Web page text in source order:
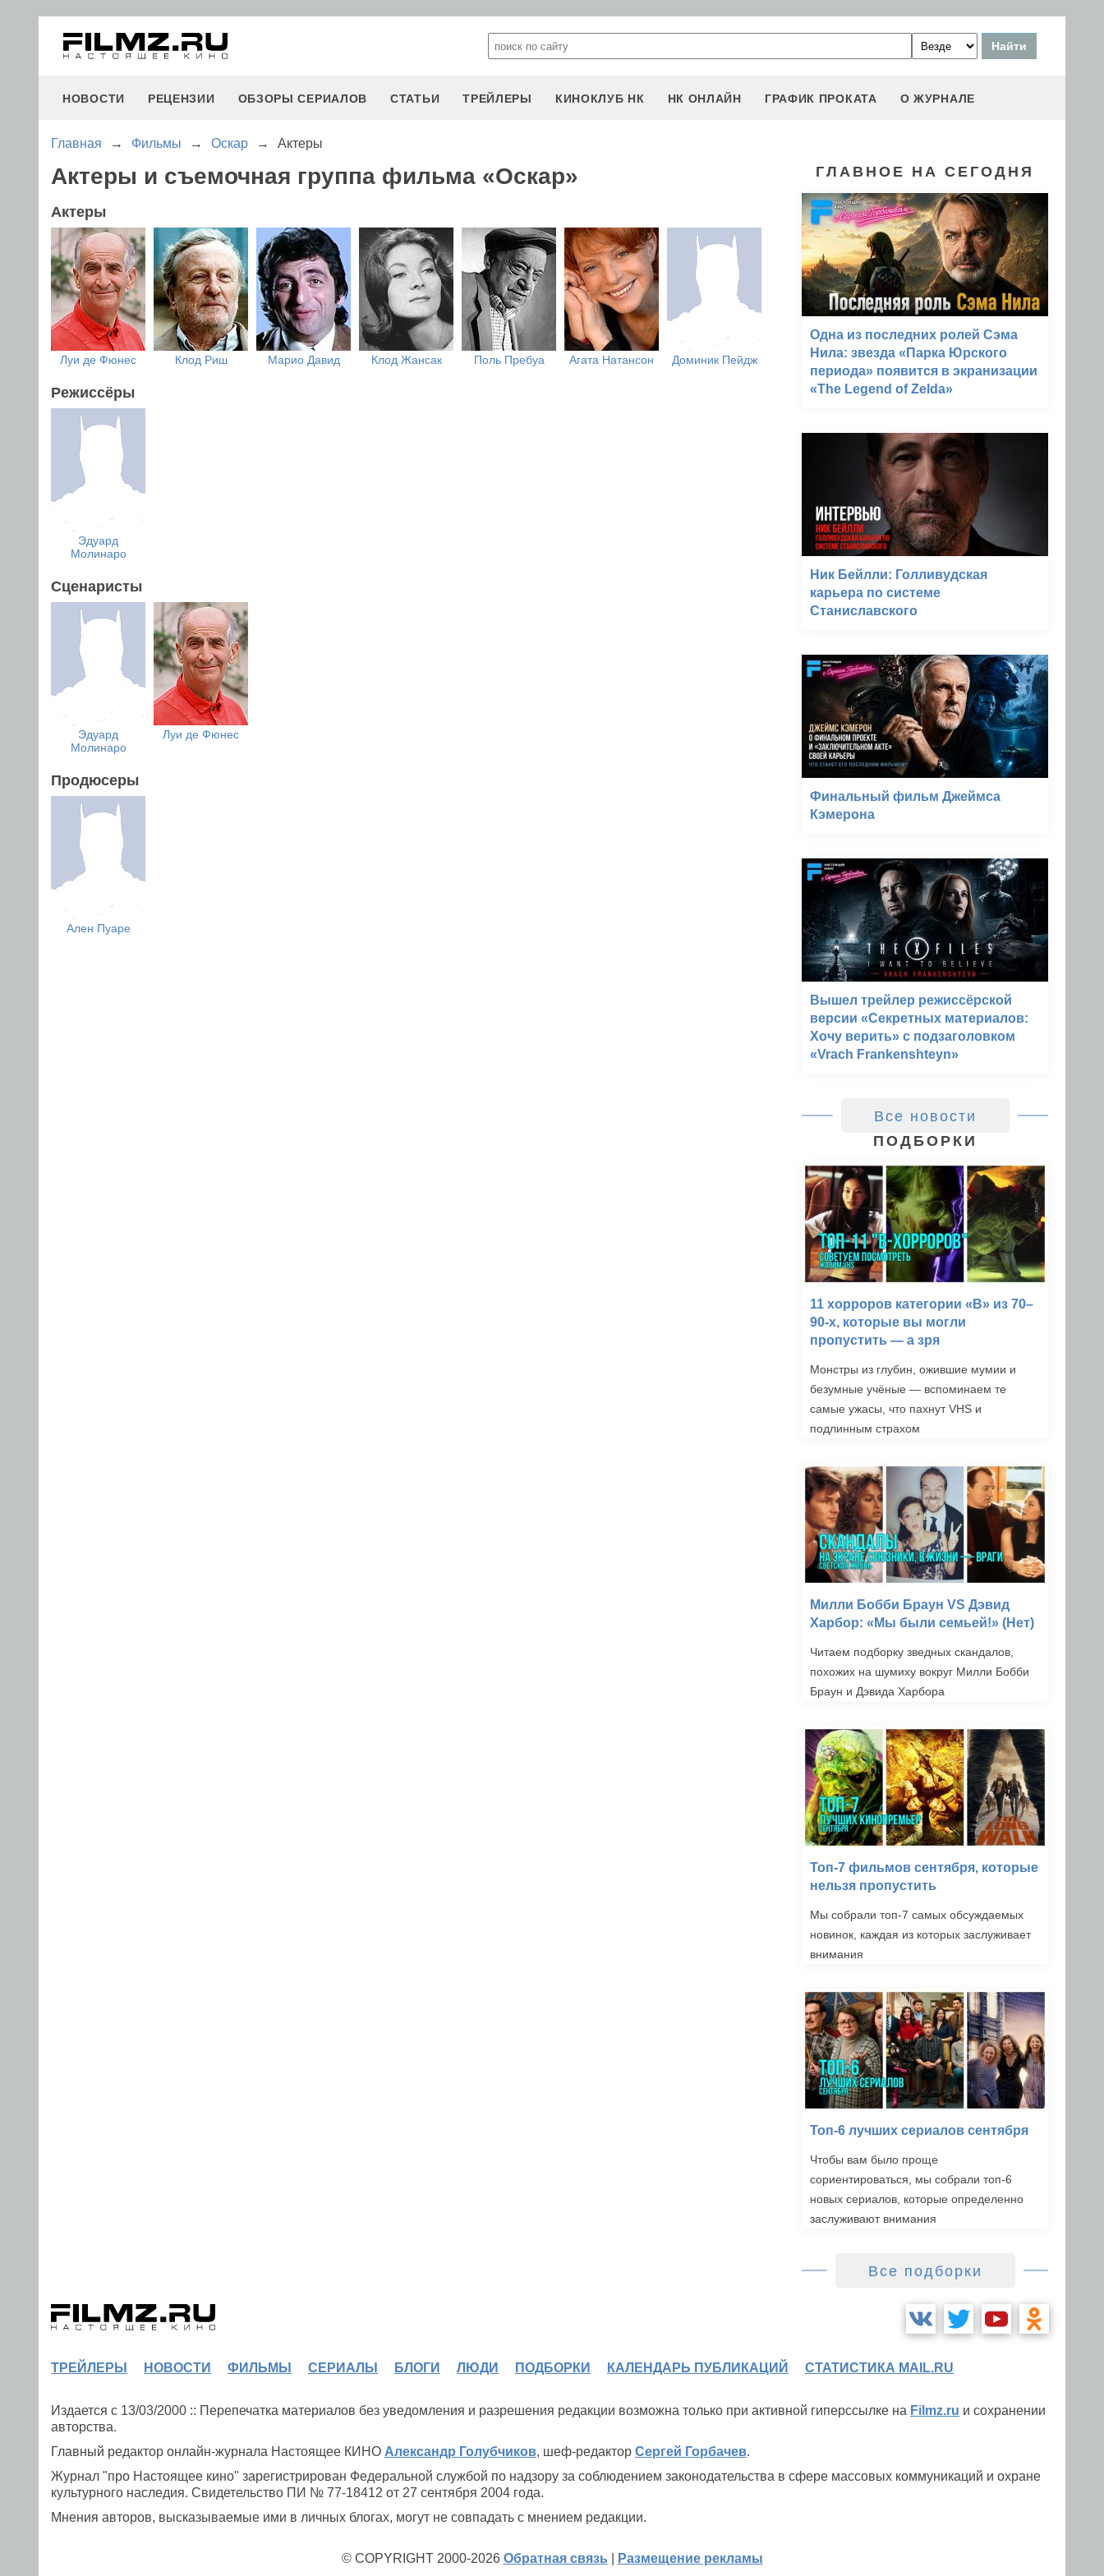
НОВОСТИ РЕЦЕНЗИИ ОБЗОРЫ СЕРИАЛОВ СТАТЬИ ТРЕЙЛЕРЫ КИНОКЛУБ НК НК ОНЛАЙН ГРАФИК ПРОКАТА О ЖУРНАЛЕ
Главная → Фильмы → Оскар → Актеры
Актеры и съемочная группа фильма «Оскар»
Актеры
Луи де Фюнес Клод Риш Марио Давид Клод Жансак Поль Пребуа Агата Натансон Доминик Пейдж
Режиссёры
Эдуард
Молинаро
Сценаристы
Эдуард
Молинаро
Луи де Фюнес
Продюсеры
Ален Пуаре
ГЛАВНОЕ НА СЕГОДНЯ
Одна из последних ролей Сэма
Нила: звезда «Парка Юрского
периода» появится в экранизации
«The Legend of Zelda»
Ник Бейлли: Голливудская
карьера по системе
Станиславского
Финальный фильм Джеймса
Кэмерона
Вышел трейлер режиссёрской
версии «Секретных материалов:
Хочу верить» с подзаголовком
«Vrach Frankenshteyn»
Все новости
ПОДБОРКИ
11 хорроров категории «B» из 70–
90-х, которые вы могли
пропустить — а зря
Монстры из глубин, ожившие мумии и
безумные учёные — вспоминаем те
самые ужасы, что пахнут VHS и
подлинным страхом
Милли Бобби Браун VS Дэвид
Харбор: «Мы были семьей!» (Нет)
Читаем подборку зведных скандалов,
похожих на шумиху вокруг Милли Бобби
Браун и Дэвида Харбора
Топ-7 фильмов сентября, которые
нельзя пропустить
Мы собрали топ-7 самых обсуждаемых
новинок, каждая из которых заслуживает
внимания
Топ-6 лучших сериалов сентября
Чтобы вам было проще
сориентироваться, мы собрали топ-6
новых сериалов, которые определенно
заслуживают внимания
Все подборки
ТРЕЙЛЕРЫ НОВОСТИ ФИЛЬМЫ СЕРИАЛЫ БЛОГИ ЛЮДИ ПОДБОРКИ КАЛЕНДАРЬ ПУБЛИКАЦИЙ СТАТИСТИКА MAIL.RU
Издается с 13/03/2000 :: Перепечатка материалов без уведомления и разрешения редакции возможна только при активной гиперссылке на Filmz.ru и сохранении
авторства.
Главный редактор онлайн-журнала Настоящее КИНО Александр Голубчиков, шеф-редактор Сергей Горбачев.
Журнал "про Настоящее кино" зарегистрирован Федеральной службой по надзору за соблюдением законодательства в сфере массовых коммуникаций и охране
культурного наследия. Свидетельство ПИ № 77-18412 от 27 сентября 2004 года.
Мнения авторов, высказываемые ими в личных блогах, могут не совпадать с мнением редакции.
© COPYRIGHT 2000-2026 Обратная связь Размещение рекламы